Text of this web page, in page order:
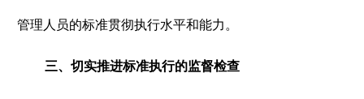
管理人员的标准贯彻执行水平和能力。
三、切实推进标准执行的监督检查